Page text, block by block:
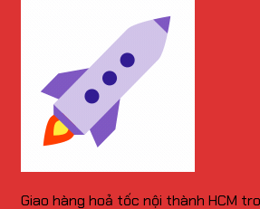
Giao hàng hoả tốc nội thành HCM